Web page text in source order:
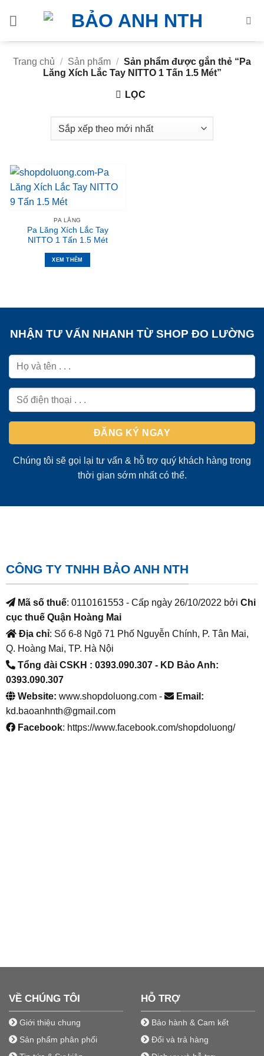
Trang chủ
/ Sản phẩm / Sản phẩm được gắn thẻ “Pa
Lăng Xích Lắc Tay NITTO 1 Tấn 1.5 Mét”
LỌC
PA LĂNG
Pa Lăng Xích Lắc Tay
NITTO 1 Tấn 1.5 Mét
XEM THÊM
NHẬN TƯ VẤN NHANH TỪ SHOP ĐO LƯỜNG
Chúng tôi sẽ gọi lại tư vấn & hỗ trợ quý khách hàng trong
thời gian sớm nhất có thể.
CÔNG TY TNHH BẢO ANH NTH
Mã số thuế: 0110161553 - Cấp ngày 26/10/2022 bởi Chi
cục thuế Quận Hoàng Mai
Địa chỉ: Số 6-8 Ngõ 71 Phố Nguyễn Chính, P. Tân Mai,
Q. Hoàng Mai, TP. Hà Nội
Tổng đài CSKH : 0393.090.307- KD Bảo Anh:
0393.090.307
Website: www.shopdoluong.com -
Email:
kd.baoanhnth@gmail.com
Facebook: https://www.facebook.com/shopdoluong/
VỀ CHÚNG TÔI
Giới thiệu chung
Sản phẩm phân phối
HỖ TRỢ
Bảo hành & Cam kết
Đổi và trả hàng